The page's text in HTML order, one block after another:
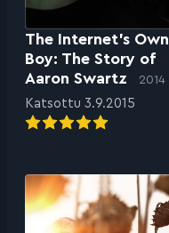
The Internet’s Own
Boy: The Story of
Aaron Swartz
2014
Katsottu 3.9.2015